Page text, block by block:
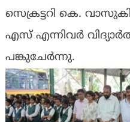
സെക്രട്ടറി കെ.
എസ് എന്നിവർ
പങ്കുചേർന്നു.